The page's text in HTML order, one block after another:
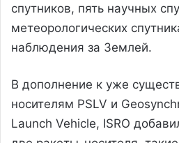
спутников, пять научных
метеорологических
наблюдения за Землей.
В дополнение к уже
носителям PSLV и
Launch Vehicle, ISRO